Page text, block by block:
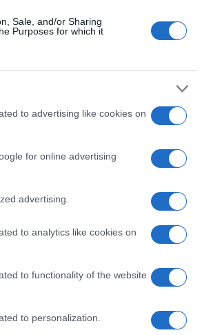
Sale, and/or Sharing
Purposes for which it
to advertising like cookies on
for online advertising
advertising.
to analytics like cookies on
to functionality of the website
to personalization.
urbanistica
di “tradire” il
chiarire che
una resa o una
della
Se c’è un
che questa
Nel consiglio in
hanno impatto
scoprirà che i
storia